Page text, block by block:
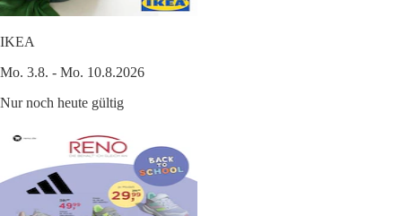
IKEA
Mo. 3.8. - Mo. 10.8.2026
Nur noch heute gültig